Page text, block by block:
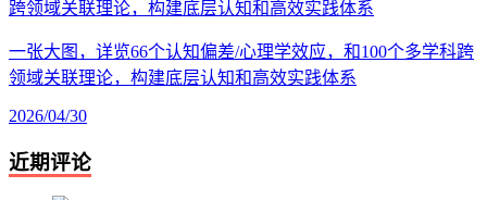
一张大图，详览66个认知偏差/心理学效应，和100个多学科跨
领域关联理论，构建底层认知和高效实践体系
2026/04/30
近期评论